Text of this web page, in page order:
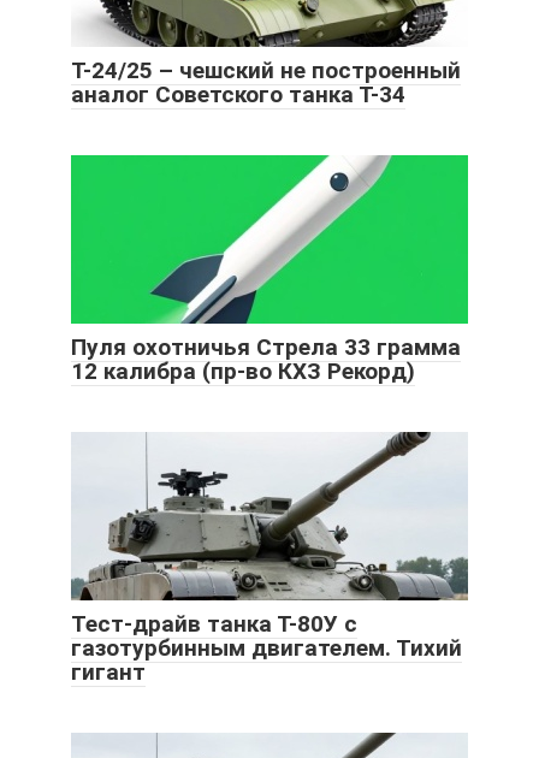
Т-24/25 – чешский не построенный
аналог Советского танка Т-34
Пуля охотничья Стрела 33 грамма
12 калибра (пр-во КХЗ Рекорд)
Тест-драйв танка Т-80У с
газотурбинным двигателем. Тихий
гигант